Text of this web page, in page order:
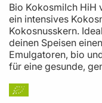
Bio Kokosmilch HiH
ein intensives
Kokosnusskern.
deinen Speisen
Emulgatoren, bio
für eine gesunde,